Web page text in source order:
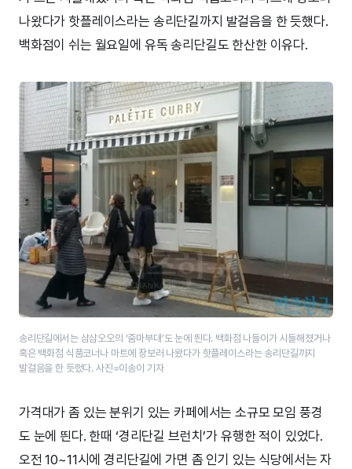
나왔다가 핫플레이스라는 송리단길까지 발걸음을 한 듯했다.
백화점이 쉬는 월요일에 유독 송리단길도 한산한 이유다.
송리단길에서는 삼삼오오의 ‘줌마부대’도 눈에 띈다. 백화점 나들이가 시들해졌거나
혹은 백화점 식품코너나 마트에 장보러 나왔다가 핫플레이스라는 송리단길까지
발걸음을 한 듯했다. 사진=이송이 기자
가격대가 좀 있는 분위기 있는 카페에서는 소규모 모임 풍경
도 눈에 띈다. 한때 ‘경리단길 브런치’가 유행한 적이 있었다.
오전 10~11시에 경리단길에 가면 좀 인기 있는 식당에서는 자